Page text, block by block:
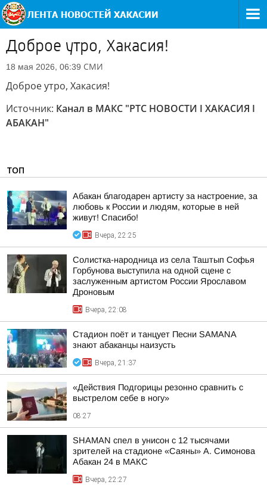
Доброе утро, Хакасия!
18 мая 2026, 06:39 СМИ
Доброе утро, Хакасия!
Источник: Канал в МАКС "РТС НОВОСТИ I ХАКАСИЯ I
АБАКАН"
ТОП
Абакан благодарен артисту за настроение, за
любовь к России и людям, которые в ней
живут! Спасибо!
Вчера, 22:25
Солистка-народница из села Таштып Софья
Горбунова выступила на одной сцене с
заслуженным артистом России Ярославом
Дроновым
Вчера, 22:08
Стадион поёт и танцует Песни SAMANA
знают абаканцы наизусть
Вчера, 21:37
«Действия Подгорицы резонно сравнить с
выстрелом себе в ногу»
08:27
SHAMAN спел в унисон с 12 тысячами
зрителей на стадионе «Саяны» А. Симонова
Абакан 24 в МАКС
Вчера, 22:27